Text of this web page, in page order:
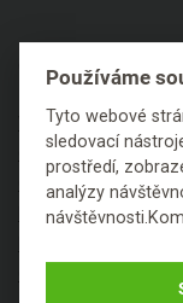
O NÁKUPU
Výhody nákupu u nás
Často kladené dotazy
Ceník dopravy
Možnosti plateb
Používáme
Tyto webové
sledovací
prostředí,
analýzy